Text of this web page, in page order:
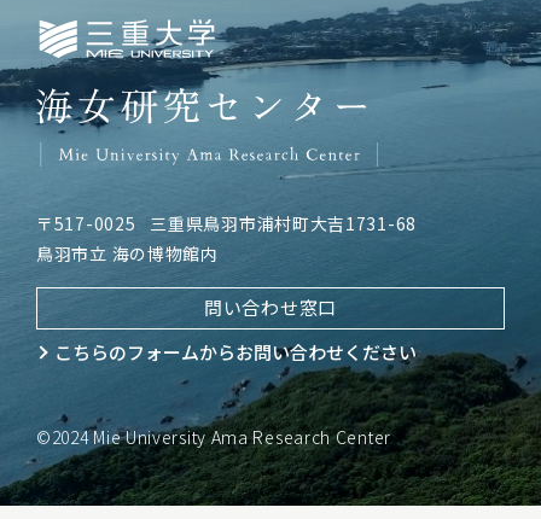
三重大学海女研究センター
〒517-0025
三重県鳥羽市浦村町大吉1731-68
鳥羽市立 海の博物館内
問い合わせ窓口
こちらのフォームからお問い合わせください
©2024 Mie University Ama Research Center